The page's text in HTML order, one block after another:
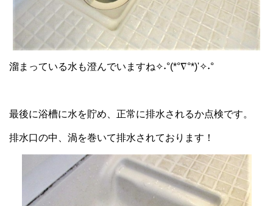
溜まっている水も澄んでいますね✧˖°(*°∇°*)'✧˖°
最後に浴槽に水を貯め、正常に排水されるか点検です。
排水口の中、渦を巻いて排水されております！